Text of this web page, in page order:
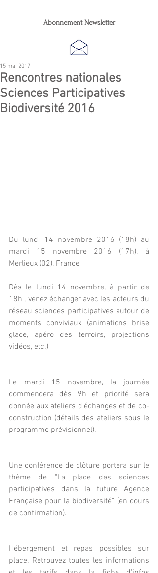
Abonnement Newsletter
Rencontres nationales
Sciences Participatives
Biodiversité 2016
15 mai 2017
Du lundi 14 novembre 2016 (18h) au
mardi 15 novembre 2016 (17h), à
Merlieux (02), France
Dès le lundi 14 novembre, à partir de
18h , venez échanger avec les acteurs du
réseau sciences participatives autour de
moments conviviaux (animations brise
glace, apéro des terroirs, projections
vidéos, etc.)
Le mardi 15 novembre, la journée
commencera dès 9h et priorité sera
donnée aux ateliers d'échanges et de co-
construction (détails des ateliers sous le
programme prévisionnel).
Une conférence de clôture portera sur le
thème de "La place des sciences
participatives dans la future Agence
Française pour la biodiversité" (en cours
de confirmation).
Hébergement et repas possibles sur
place. Retrouvez toutes les informations